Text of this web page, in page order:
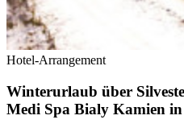
Hotel-Arrangement
Winterurlaub über
Medi Spa Bialy Kamien